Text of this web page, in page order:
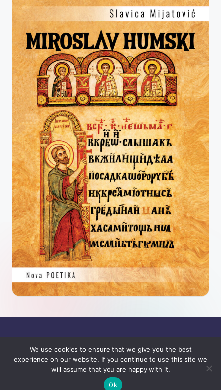
Copyright 2026 — SJAJ. All rights reserved.
Bloghash WordPress Theme
We use cookies to ensure that we give you the best
experience on our website. If you continue to use this site we
will assume that you are happy with it.
Ok